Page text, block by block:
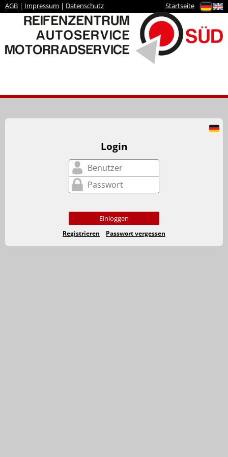
AGB | Impressum | Datenschutz Startseite
Login
Einloggen
Registrieren Passwort vergessen